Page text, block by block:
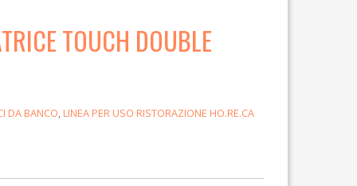
TOUCH DOUBLE
DA BANCO LINEA PER USO RISTORAZIONE HO.RE.CA